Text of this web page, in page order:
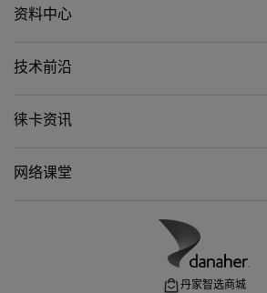
资料中心
技术前沿
徕卡资讯
网络课堂
丹家智选商城